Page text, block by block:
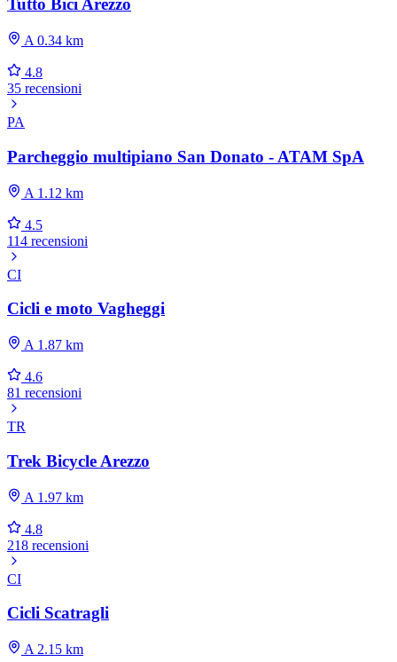
Tutto Bici Arezzo
A 0.34 km
4.8
35 recensioni
PA
Parcheggio multipiano San Donato - ATAM SpA
A 1.12 km
4.5
114 recensioni
CI
Cicli e moto Vagheggi
A 1.87 km
4.6
81 recensioni
TR
Trek Bicycle Arezzo
A 1.97 km
4.8
218 recensioni
CI
Cicli Scatragli
A 2.15 km